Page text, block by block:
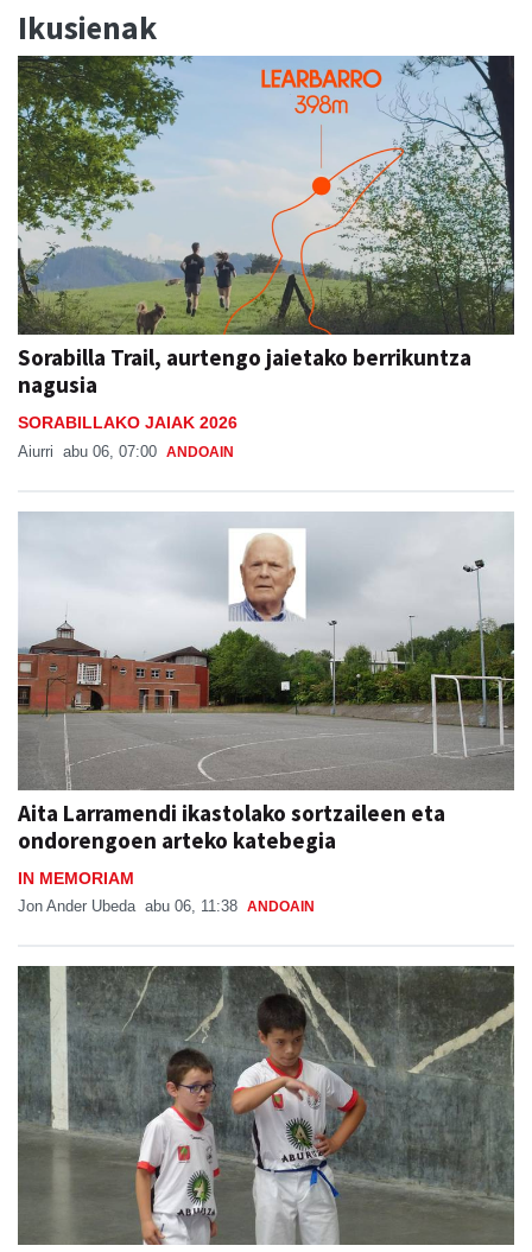
Ikusienak
Sorabilla Trail, aurtengo jaietako berrikuntza
nagusia
SORABILLAKO JAIAK 2026
Aiurri abu 06, 07:00 ANDOAIN
Aita Larramendi ikastolako sortzaileen eta
ondorengoen arteko katebegia
IN MEMORIAM
Jon Ander Ubeda abu 06, 11:38 ANDOAIN